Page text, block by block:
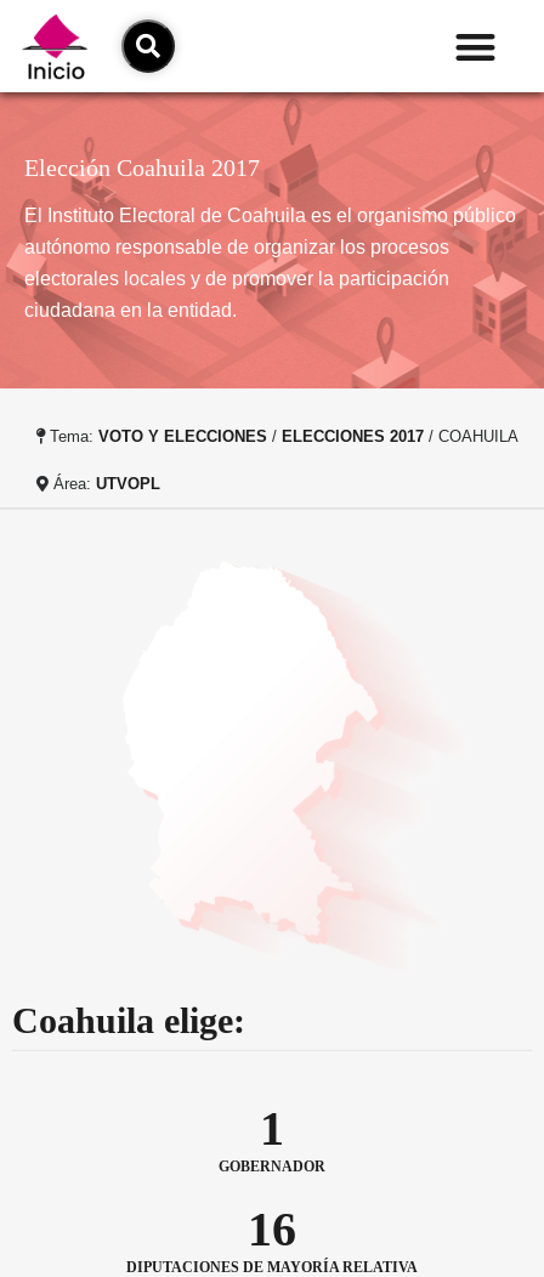
Elección Coahuila 2017
El Instituto Electoral de Coahuila es el organismo público
autónomo responsable de organizar los procesos
electorales locales y de promover la participación
ciudadana en la entidad.
Tema: VOTO Y ELECCIONES / ELECCIONES 2017 / COAHUILA
Área: UTVOPL
Coahuila elige:
1
GOBERNADOR
16
DIPUTACIONES DE MAYORÍA RELATIVA